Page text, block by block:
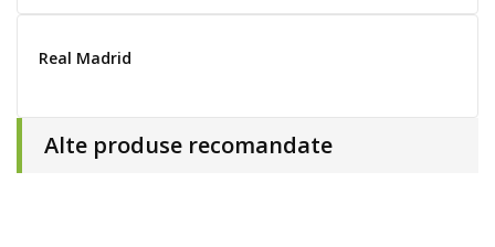
Real Madrid
Alte produse recomandate